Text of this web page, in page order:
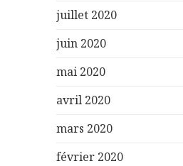
juillet 2020
juin 2020
mai 2020
avril 2020
mars 2020
février 2020